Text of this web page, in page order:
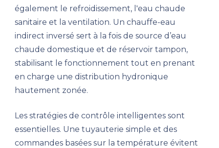
également le refroidissement, l'eau chaude
sanitaire et la ventilation. Un chauffe-eau
indirect inversé sert à la fois de source d’eau
chaude domestique et de réservoir tampon,
stabilisant le fonctionnement tout en prenant
en charge une distribution hydronique
hautement zonée.
Les stratégies de contrôle intelligentes sont
essentielles. Une tuyauterie simple et des
commandes basées sur la température évitent